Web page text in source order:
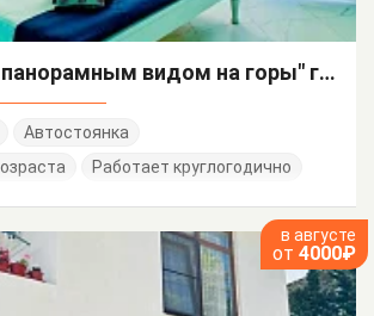
"Витторио с панорамным видом на горы" гостевой дом
Автостоянка
Работает круглогодично
в августе
от 4000₽